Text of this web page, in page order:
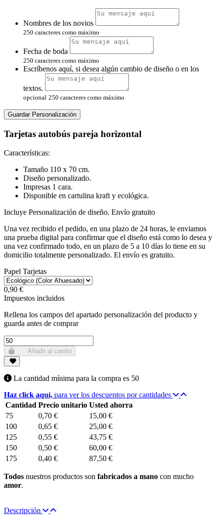
Nombres de los novios
250 caracteres como máximo
Fecha de boda
250 caracteres como máximo
Escríbenos aquí, si desea algún cambio de diseño o en los
textos.
opcional 250 caracteres como máximo
Guardar Personalización
Tarjetas autobús pareja horizontal
Características:
Tamaño 110 x 70 cm.
Diseño personalizado.
Impresas 1 cara.
Disponible en cartulina kraft y ecológica.
Incluye Personalización de diseño. Envío gratuito
Una vez recibido el pedido, en una plazo de 24 horas, le enviamos
una prueba digital para confirmar que el diseño está como lo desea y
una vez confirmado todo, en un plazo de 5 a 10 días lo tiene en su
domicilio totalmente personalizado. El envío es gratuito.
Papel Tarjetas
0,90 €
Impuestos incluidos
Rellena los campos del apartado personalización del producto y
guarda antes de comprar
Añadir al carrito
La cantidad mínima para la compra es 50
Haz click aquí, para ver los descuentos por cantidades
Cantidad Precio unitario Usted ahorra
75
0,70 €
15,00 €
100
0,65 €
25,00 €
125
0,55 €
43,75 €
150
0,50 €
60,00 €
175
0,40 € 87,50 €
Todos nuestros productos son fabricados a mano con mucho
amor.
Descripción